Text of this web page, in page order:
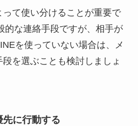
て使い分けることが重要で
的な連絡手段ですが、相手が
を使っていない場合は、メ
を選ぶことも検討しましょ
に行動する